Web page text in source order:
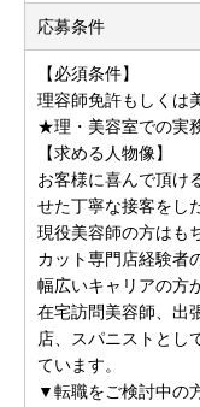
応募条件
【必須条件】
理容師免許もしくは
★理・美容室での実
【求める人物像】
お客様に喜んで頂け
せた丁寧な接客をし
現役美容師の方はも
カット専門店経験者
幅広いキャリアの方
在宅訪問美容師、出
店、スパニストとし
ています。
▼転職をご検討中の